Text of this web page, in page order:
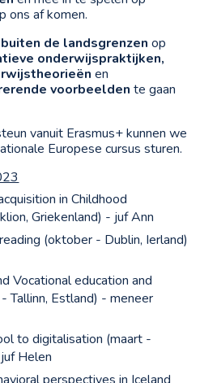
ons af komen.
buiten de landsgrenzen op
onderwijspraktijken,
en
voorbeelden te gaan
vanuit Erasmus+ kunnen we
Europese cursus sturen.
in Childhood
Griekenland) - juf Ann
(oktober - Dublin, Ierland)
Vocational education and
Tallinn, Estland) - meneer
to digitalisation (maart -
Helen